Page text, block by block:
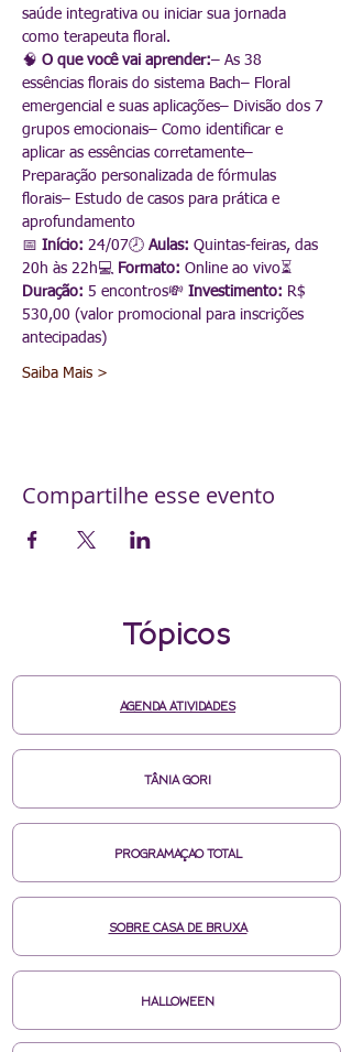
saúde integrativa ou iniciar sua jornada
como terapeuta floral.
🧠 O que você vai aprender:– As 38
essências florais do sistema Bach– Floral
emergencial e suas aplicações– Divisão dos 7
grupos emocionais– Como identificar e
aplicar as essências corretamente–
Preparação personalizada de fórmulas
florais– Estudo de casos para prática e
aprofundamento
📅 Início: 24/07🕗 Aulas: Quintas-feiras, das
20h às 22h💻 Formato: Online ao vivo⏳
Duração: 5 encontros💸 Investimento: R$
530,00 (valor promocional para inscrições
antecipadas)
Saiba Mais >
Compartilhe esse evento
Tópicos
AGENDA ATIVIDADES
TÂNIA GORI
PROGRAMAÇAO TOTAL
SOBRE CASA DE BRUXA
HALLOWEEN